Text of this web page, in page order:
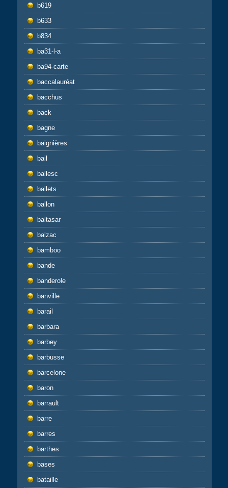
b619
b633
b834
ba31-l-a
ba94-carte
baccalauréat
bacchus
back
bagne
baignières
bail
ballesc
ballets
ballon
baltasar
balzac
bamboo
bande
banderole
banville
barail
barbara
barbey
barbusse
barcelone
baron
barrault
barre
barres
barthes
bases
bataille